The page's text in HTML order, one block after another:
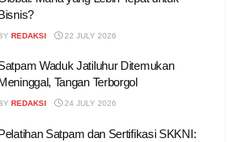
REDAKSI 22 JULY 2026
Waduk Jatiluhur Ditemukan
Tangan Terborgol
REDAKSI 24 JULY 2026
Satpam dan Sertifikasi SKKNI: